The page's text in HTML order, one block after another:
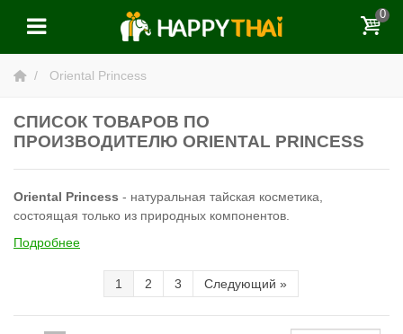
0
Oriental Princess
СПИСОК ТОВАРОВ ПО
ПРОИЗВОДИТЕЛЮ ORIENTAL PRINCESS
Oriental Princess - натуральная тайская косметика,
состоящая только из природных компонентов.
Подробнее
1 2 3 Следующий »